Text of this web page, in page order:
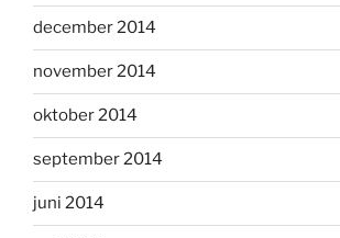
december 2014
november 2014
oktober 2014
september 2014
juni 2014